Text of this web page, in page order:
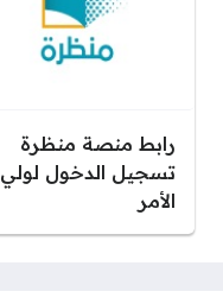
رابط منصة منظرة
تسجيل الدخول لولي
الأمر